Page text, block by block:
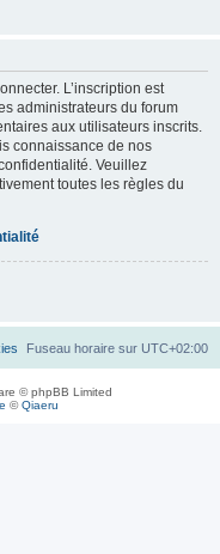
L’inscription est
administrateurs du forum
aux utilisateurs inscrits.
connaissance de nos
Veuillez
toutes les règles du
Fuseau horaire sur UTC+02:00
© phpBB Limited
©Qiaeru